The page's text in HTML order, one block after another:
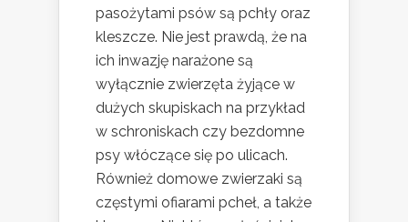
pasożytami psów są pchły oraz
kleszcze. Nie jest prawdą, że na
ich inwazję narażone są
wyłącznie zwierzęta żyjące w
dużych skupiskach na przykład
w schroniskach czy bezdomne
psy włóczące się po ulicach.
Również domowe zwierzaki są
częstymi ofiarami pcheł, a także